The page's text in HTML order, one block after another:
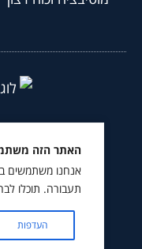
האתר הזה
אנחנו משתמשים
תעבורה. תוכלו
העדפות
הצהרת